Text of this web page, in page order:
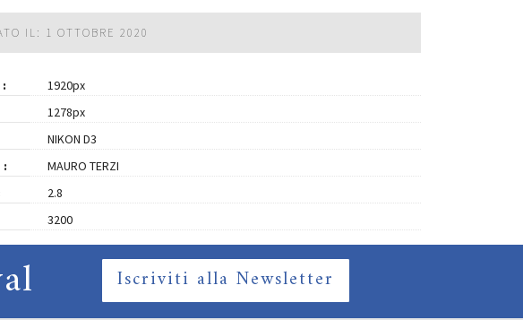
IL: 1 OTTOBRE 2020
1920px
1278px
NIKON D3
MAURO TERZI
2.8
3200
Iscriviti alla Newsletter